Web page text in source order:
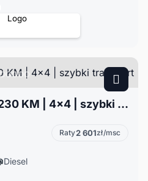
JCB Fastrac 7230 | 230 KM | 4x4 | szybki transport
Raty2 601zł/msc
Diesel